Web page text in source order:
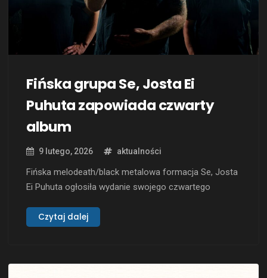
Fińska grupa Se, Josta Ei
Puhuta zapowiada czwarty
album
9 lutego, 2026 aktualności
Fińska melodeath/black metalowa formacja Se, Josta
Ei Puhuta ogłosiła wydanie swojego czwartego
on saatava auki”. Premiera tego krążka zaplanowana
płyty, „Kuolemaa ei ole”, który zadebiutował wraz z …
Czytaj dalej